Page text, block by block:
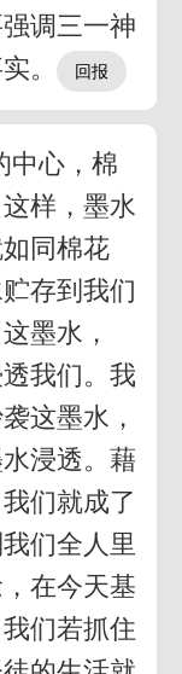
调三一神
。
中心，棉
样，墨水
同棉花
存到我们
墨水，
我们。我
这墨水，
浸透。藉
们就成了
们全人里
在今天基
们若抓住